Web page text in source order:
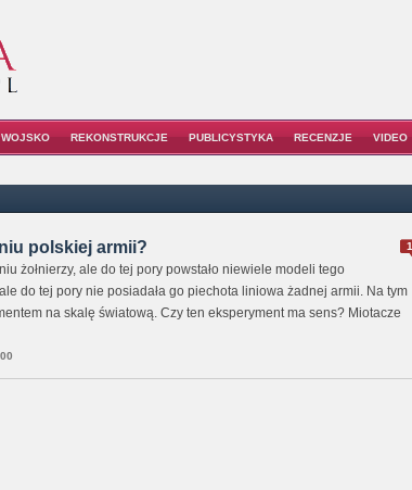
WOJSKO REKONSTRUKCJE PUBLICYSTYKA RECENZJE VIDEO
1
polskiej armii?
żołnierzy, ale do tej pory powstało niewiele modeli tego
do tej pory nie posiadała go piechota liniowa żadnej armii. Na tym
na skalę światową. Czy ten eksperyment ma sens? Miotacze